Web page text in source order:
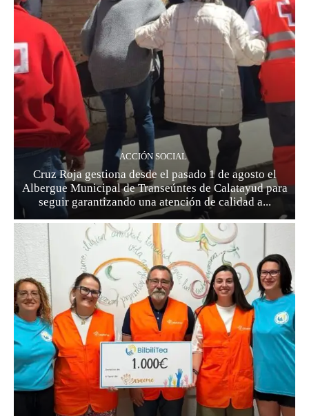
ACCIÓN SOCIAL
Cruz Roja gestiona desde el pasado 1 de agosto el
Albergue Municipal de Transeúntes de Calatayud para
seguir garantizando una atención de calidad a...